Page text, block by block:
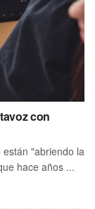
con
"abriendo la
hace años ...